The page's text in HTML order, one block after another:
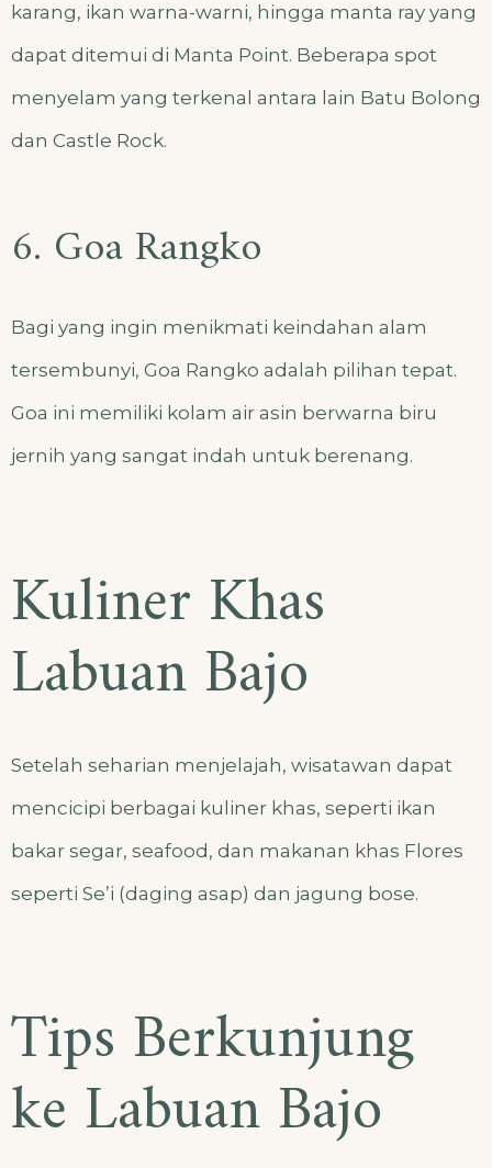
karang, ikan warna-warni, hingga manta ray yang
dapat ditemui di Manta Point. Beberapa spot
menyelam yang terkenal antara lain Batu Bolong
dan Castle Rock.
6. Goa Rangko
Bagi yang ingin menikmati keindahan alam
tersembunyi, Goa Rangko adalah pilihan tepat.
Goa ini memiliki kolam air asin berwarna biru
jernih yang sangat indah untuk berenang.
Kuliner Khas
Labuan Bajo
Setelah seharian menjelajah, wisatawan dapat
mencicipi berbagai kuliner khas, seperti ikan
bakar segar, seafood, dan makanan khas Flores
seperti Se’i (daging asap) dan jagung bose.
Tips Berkunjung
ke Labuan Bajo